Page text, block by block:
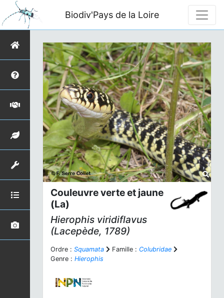
Biodiv'Pays de la Loire
Couleuvre verte et jaune
(La)
Hierophis viridiflavus
(Lacepède, 1789)
Ordre : Squamata Famille : Colubridae
Genre : Hierophis